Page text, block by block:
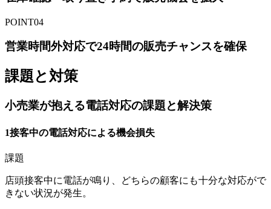
POINT04
営業時間外対応で24時間の販売チャンスを確保
課題と対策
小売業が抱える電話対応の課題と解決策
1接客中の電話対応による機会損失
課題
店頭接客中に電話が鳴り、どちらの顧客にも十分な対応がで
きない状況が発生。